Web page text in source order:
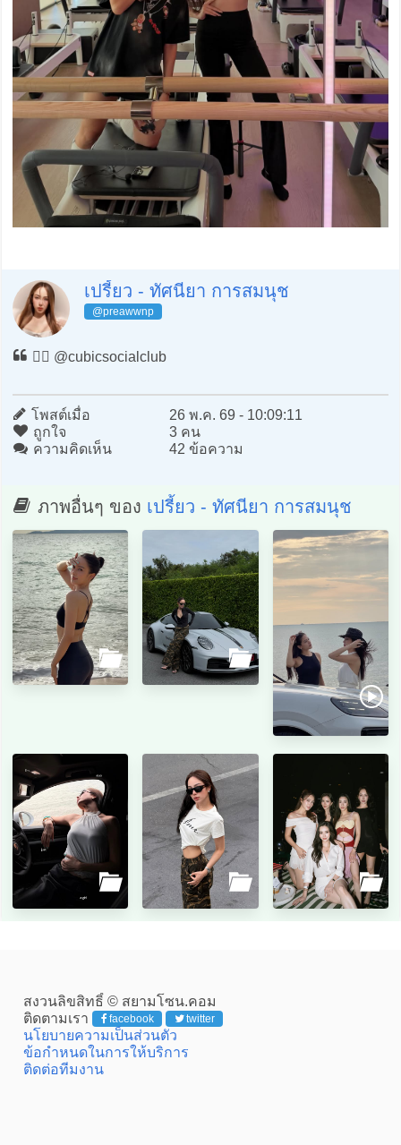
เปรี้ยว - ทัศนียา การสมนุช
@preawwnp
🧜‍♀️ @cubicsocialclub
โพสต์เมื่อ
26 พ.ค. 69 - 10:09:11
ถูกใจ
3 คน
ความคิดเห็น
42 ข้อความ
ภาพอื่นๆ ของ เปรี้ยว - ทัศนียา การสมนุช
สงวนลิขสิทธิ์ © สยามโซน.คอม
ติดตามเรา
facebook twitter
นโยบายความเป็นส่วนตัว
ข้อกำหนดในการให้บริการ
ติดต่อทีมงาน